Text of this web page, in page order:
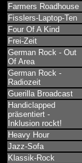
Farmers Roadhouse
Fisslers-Laptop-Ten
Four Of A Kind
Frei-Zeit
German Rock - Out
Of Area
German Rock -
Radiozeit
Guerilla Broadcast
Handiclapped
präsentiert -
Inklusion rockt!
Heavy Hour
Jazz-Sofa
Klassik-Rock